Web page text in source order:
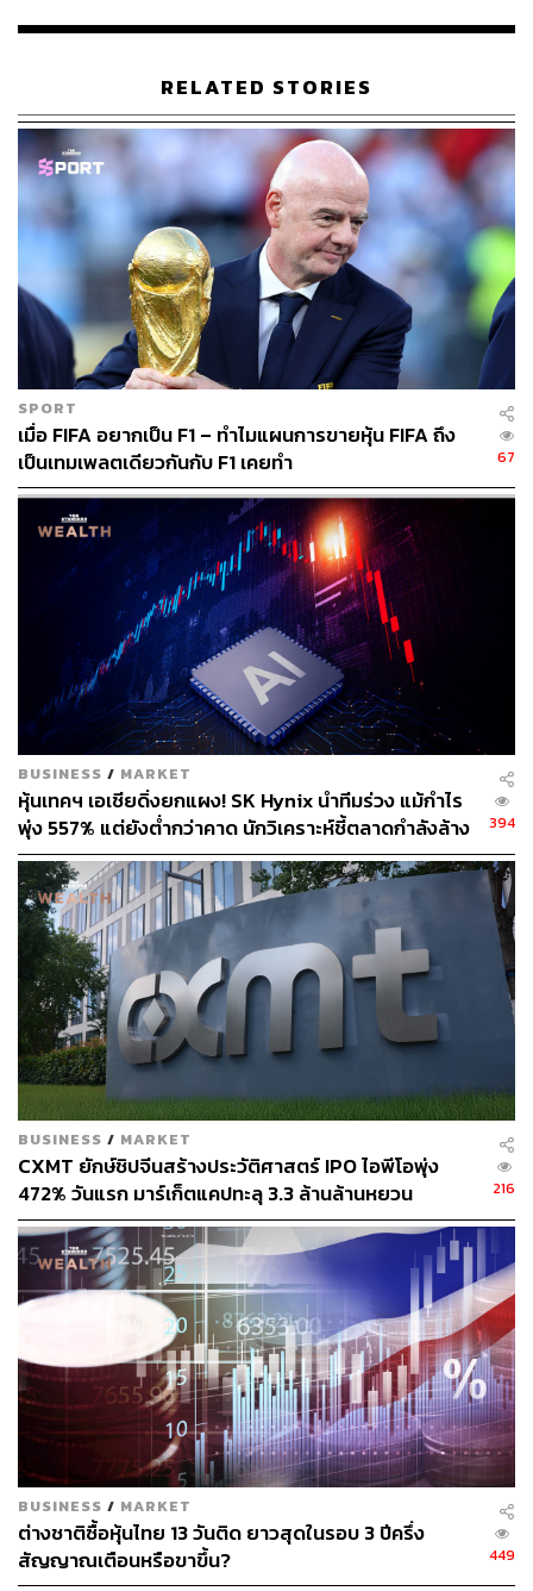
RELATED STORIES
SPORT
เมื่อ FIFA อยากเป็น F1 – ทำไมแผนการขายหุ้น FIFA ถึง
เป็นเทมเพลตเดียวกันกับ F1 เคยทำ
67
BUSINESS / MARKET
หุ้นเทคฯ เอเชียดิ่งยกแผง! SK Hynix นำทีมร่วง แม้กำไร
พุ่ง 557% แต่ยังต่ำกว่าคาด นักวิเคราะห์ชี้ตลาดกำลังล้าง
‘ฟองสบู่’ AI
394
BUSINESS / MARKET
CXMT ยักษ์ชิปจีนสร้างประวัติศาสตร์ IPO ไอพีโอพุ่ง
472% วันแรก มาร์เก็ตแคปทะลุ 3.3 ล้านล้านหยวน
216
BUSINESS / MARKET
ต่างชาติซื้อหุ้นไทย 13 วันติด ยาวสุดในรอบ 3 ปีครึ่ง
สัญญาณเตือนหรือขาขึ้น?
449